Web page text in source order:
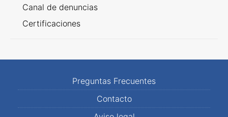
Canal de denuncias
Certificaciones
Preguntas Frecuentes
Contacto